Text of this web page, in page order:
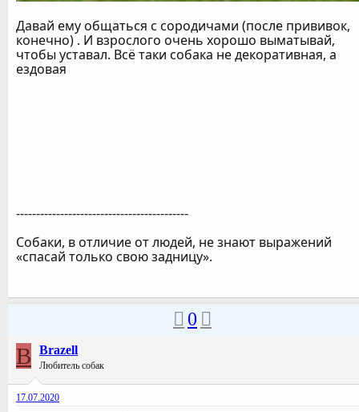
Давай ему общаться с сородичами (после прививок,
конечно) . И взрослого очень хорошо выматывай,
чтобы уставал. Всё таки собака не декоративная, а
ездовая
-------------------------------------------
Собаки, в отличие от людей, не знают выражений
«спасай только свою задницу».
0
B Brazell
Любитель собак
17.07.2020